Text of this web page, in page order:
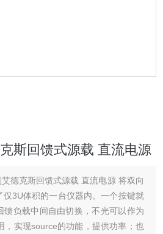
斯回馈式源载 直流电源
德克斯回馈式源载 直流电源 将双向
仅3U体积的一台仪器内。一个按键就
馈负载中间自由切换，不光可以作为
，实现source的功能，提供功率；也